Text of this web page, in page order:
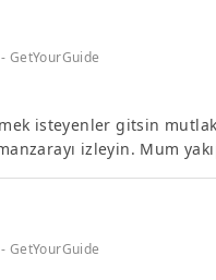
GetYourGuide
isteyenler gitsin
izleyin. Mum
GetYourGuide